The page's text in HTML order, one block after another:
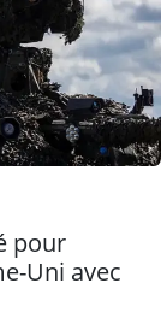
pour
Uni avec